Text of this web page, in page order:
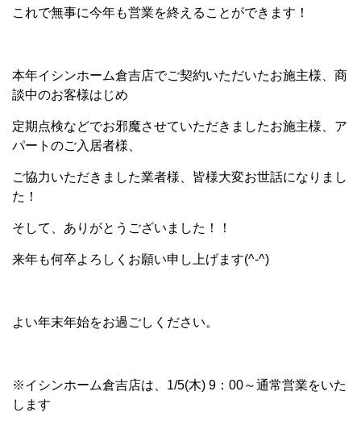
これで無事に今年も営業を終えることができます！
本年イシンホーム倉吉店でご契約いただいたお施主様、商
談中のお客様はじめ
定期点検などでお邪魔させていただきましたお施主様、ア
パートのご入居者様、
ご協力いただきました業者様、皆様大変お世話になりまし
た！
そして、ありがとうございました！！
来年も何卒よろしくお願い申し上げます(^-^)
よい年末年始をお過ごしください。
※イシンホーム倉吉店は、1/5(木) 9：00～通常営業をいた
します